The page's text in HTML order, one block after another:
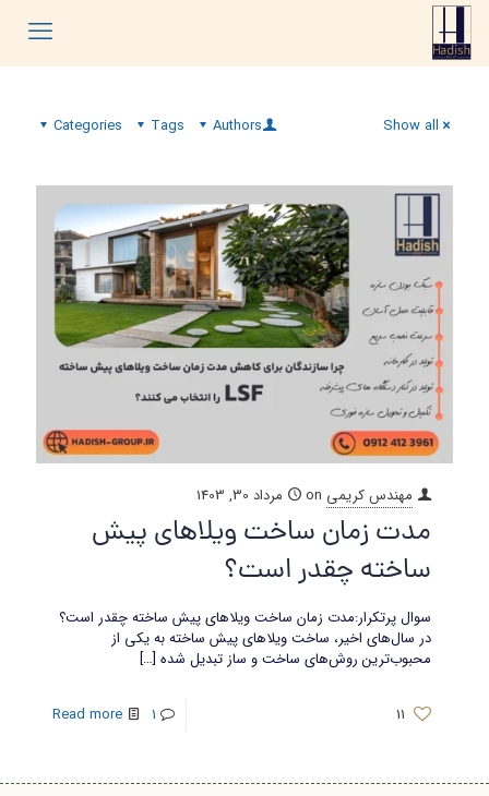
Categories Tags Authors Show all
مهندس کریمی on مرداد 30, 1403
مدت زمان ساخت ویلاهای پیش
ساخته چقدر است؟
سوال پرتکرار:مدت زمان ساخت ویلاهای پیش ساخته چقدر است؟
در سال‌های اخیر، ساخت ویلاهای پیش ساخته به یکی از
محبوب‌ترین روش‌های ساخت و ساز تبدیل شده […]
11
1
Read more